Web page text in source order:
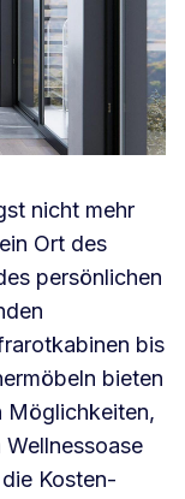
nicht mehr
Ort des
persönlichen
bis
bieten
Möglichkeiten,
Kosten-